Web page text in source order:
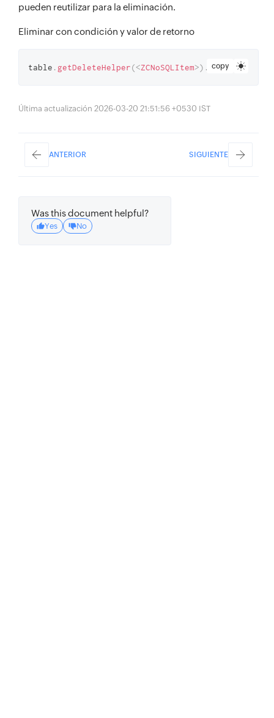
pueden reutilizar para la eliminación.
Eliminar con condición y valor de retorno
copy
table . getDeleteHelper(<ZCNoSQLItem>) . withCondition
Última actualización 2026-03-20 21:51:56 +0530 IST
ANTERIOR SIGUIENTE
Was this document helpful?
Yes No